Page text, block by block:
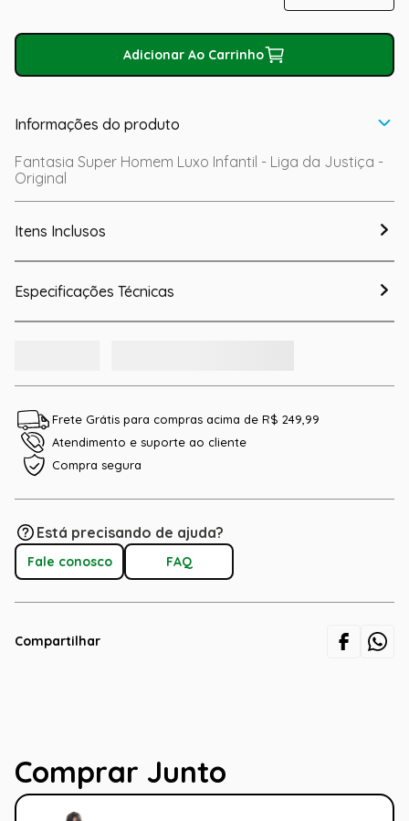
Adicionar Ao Carrinho
Informações do produto
Fantasia Super Homem Luxo Infantil - Liga da Justiça -
Original
Itens Inclusos
Especificações Técnicas
Frete Grátis para compras acima de R$ 249,99
Atendimento e suporte ao cliente
Compra segura
Está precisando de ajuda?
Fale conosco FAQ
Compartilhar
Comprar Junto